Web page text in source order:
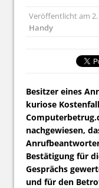
Veröffentlicht am
Handy
Besitzer eines
kuriose
nachgewiesen,
Bestätigung für
Gesprächs
und für den